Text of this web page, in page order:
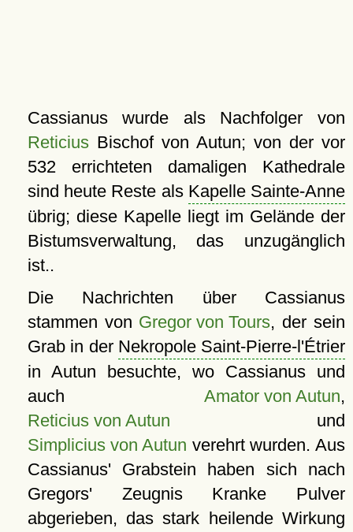
Cassianus wurde als Nachfolger von
ReticiusBischof von Autun; von der vor
532 errichteten damaligen Kathedrale
sind heute Reste als Kapelle Sainte-Anne
übrig; diese Kapelle liegt im Gelände der
Bistumsverwaltung, das unzugänglich
ist..
Die Nachrichten über Cassianus
stammen von Gregor von Tours, der sein
Grab in der Nekropole Saint-Pierre-l'Étrier
in Autun besuchte, wo Cassianus und
auch Amator von Autun,
Reticius von Autun und
Simplicius von Autun verehrt wurden. Aus
Cassianus' Grabstein haben sich nach
Gregors' Zeugnis Kranke Pulver
abgerieben, das stark heilende Wirkung